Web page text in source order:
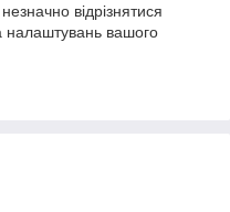
відрізнятися
налаштувань вашого